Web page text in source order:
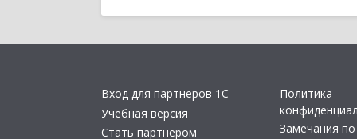
Вход для партнеров 1С
Учебная версия
Стать партнером
Политика
Замечания по